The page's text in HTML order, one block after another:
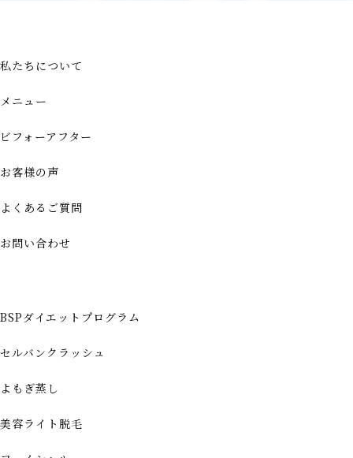
私たちについて
メニュー
ビフォーアフター
お客様の声
よくあるご質問
お問い合わせ
BSPダイエットプログラム
セルバンクラッシュ
よもぎ蒸し
美容ライト脱毛